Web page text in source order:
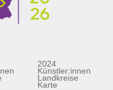
2024
Künstler:innen
Landkreise
Karte